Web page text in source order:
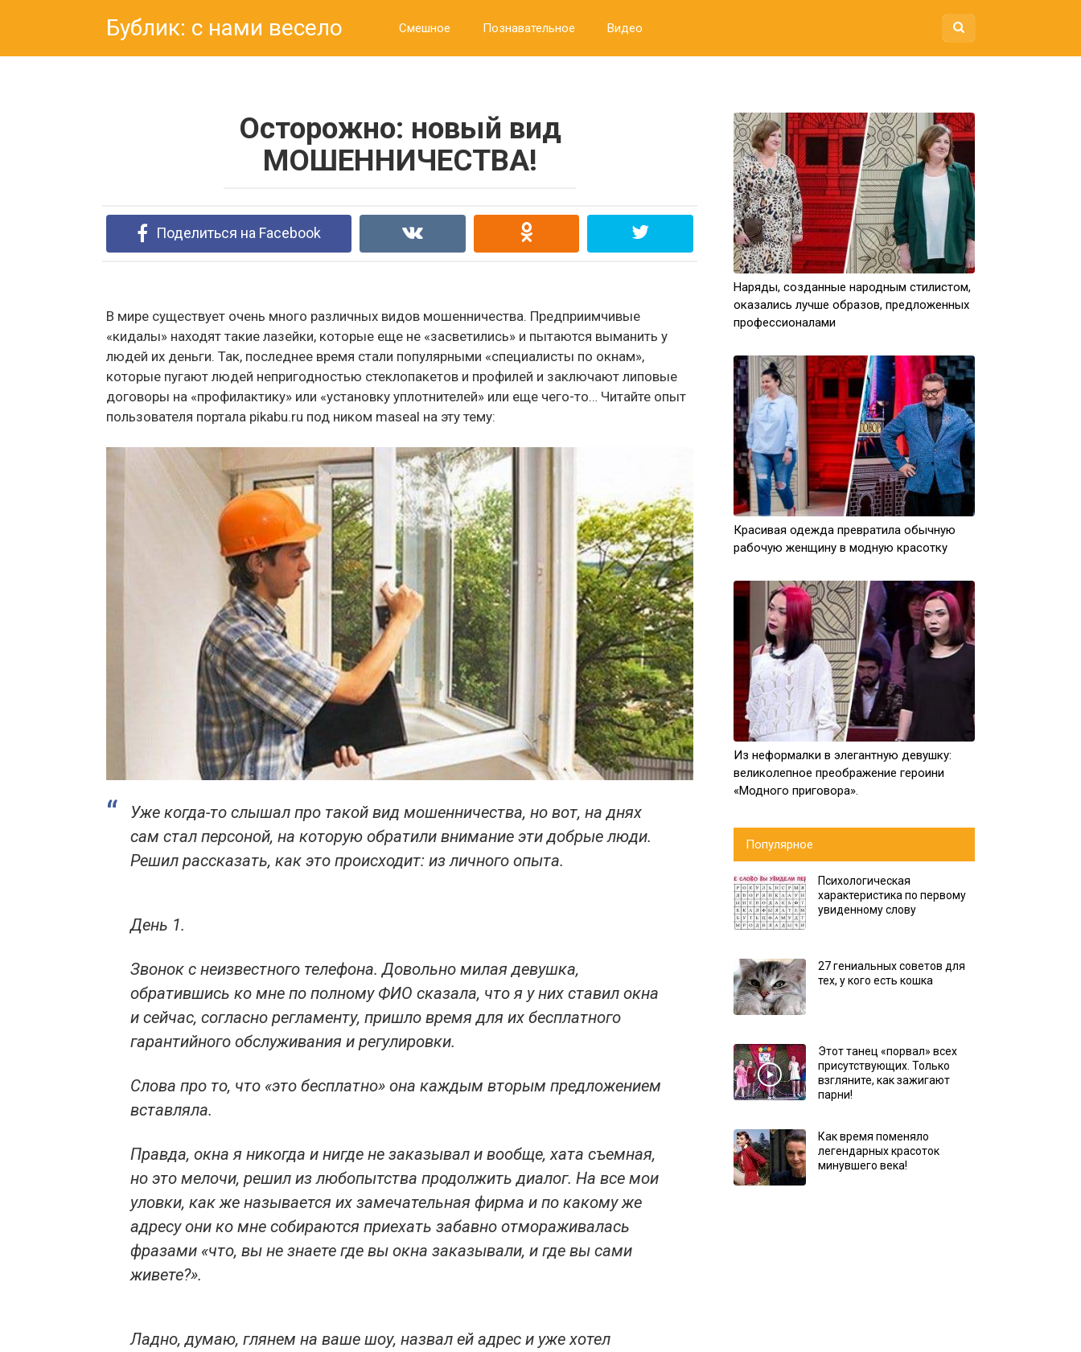
Бублик: с нами весело Смешное Познавательное Видео
Осторожно: новый вид
МОШЕННИЧЕСТВА!
Поделиться на Facebook
В мире существует очень много различных видов мошенничества. Предприимчивые
«кидалы» находят такие лазейки, которые еще не «засветились» и пытаются выманить у
людей их деньги. Так, последнее время стали популярными «специалисты по окнам»,
которые пугают людей непригодностью стеклопакетов и профилей и заключают липовые
договоры на «профилактику» или «установку уплотнителей» или еще чего-то… Читайте опыт
пользователя портала pikabu.ru под ником maseal на эту тему:
Уже когда-то слышал про такой вид мошенничества, но вот, на днях
сам стал персоной, на которую обратили внимание эти добрые люди.
Решил рассказать, как это происходит: из личного опыта.
День 1.
Звонок с неизвестного телефона. Довольно милая девушка,
обратившись ко мне по полному ФИО сказала, что я у них ставил окна
и сейчас, согласно регламенту, пришло время для их бесплатного
гарантийного обслуживания и регулировки.
Слова про то, что «это бесплатно» она каждым вторым предложением
вставляла.
Правда, окна я никогда и нигде не заказывал и вообще, хата съемная,
но это мелочи, решил из любопытства продолжить диалог. На все мои
уловки, как же называется их замечательная фирма и по какому же
адресу они ко мне собираются приехать забавно отмораживалась
фразами «что, вы не знаете где вы окна заказывали, и где вы сами
живете?».
Ладно, думаю, глянем на ваше шоу, назвал ей адрес и уже хотел
Наряды, созданные народным стилистом,
оказались лучше образов, предложенных
профессионалами
Красивая одежда превратила обычную
рабочую женщину в модную красотку
Из неформалки в элегантную девушку:
великолепное преображение героини
«Модного приговора».
Популярное
Психологическая
характеристика по первому
увиденному слову
27 гениальных советов для
тех, у кого есть кошка
Этот танец «порвал» всех
присутствующих. Только
взгляните, как зажигают
парни!
Как время поменяло
легендарных красоток
минувшего века!